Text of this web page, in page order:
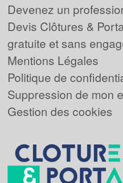
Devenez un
Devis Clôtures &
gratuite et sans
Mentions Légales
Politique de
Suppression de mon
Gestion des cookies